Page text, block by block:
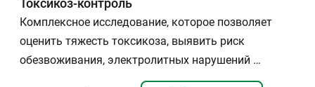
Токсикоз-контроль
Комплексное исследование, которое позволяет
оценить тяжесть токсикоза, выявить риск
обезвоживания, электролитных нарушений …